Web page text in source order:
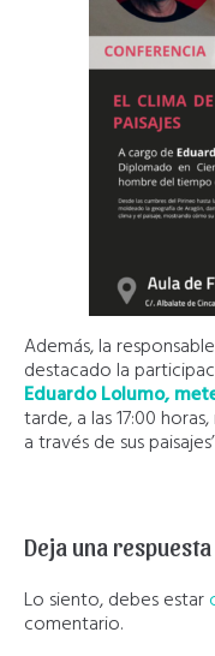
Además, la
destacado la
Eduardo Lolumo,
tarde, a las 17:00
a través de sus
Deja una respuesta
Lo siento, debes estar
comentario.